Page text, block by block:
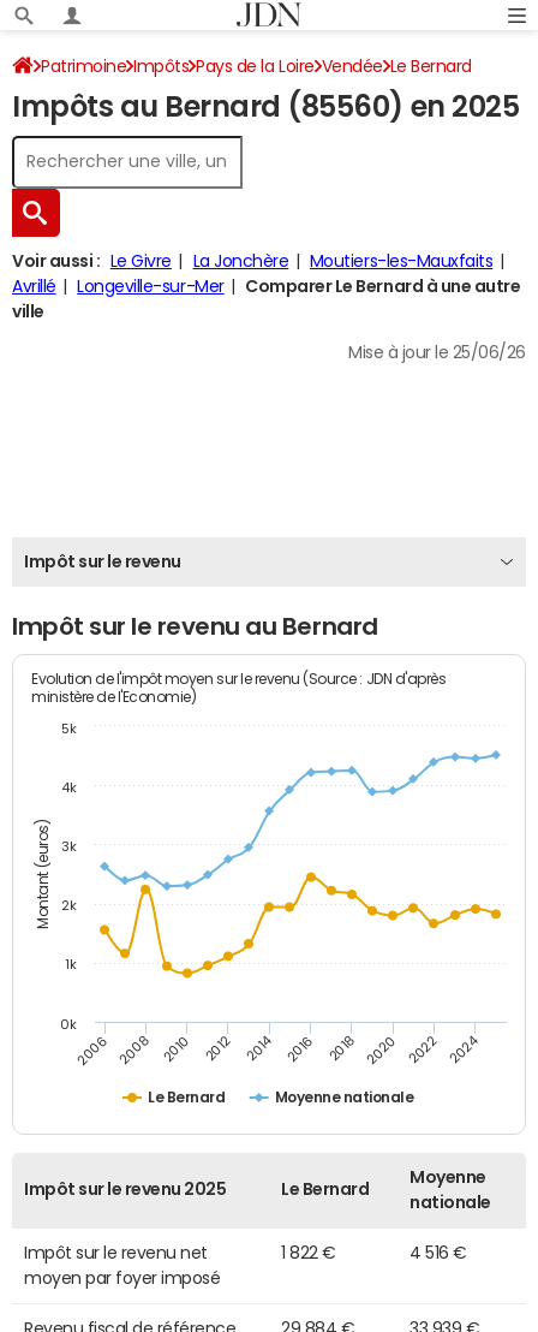
Patrimoine Impôts Pays de la Loire Vendée Le Bernard
Impôt sur le revenu
Impôts au Bernard (85560) en 2025
Voir aussi : Le Givre La Jonchère
Moutiers-les-Mauxfaits
Avrillé
Longeville-sur-Mer
Comparer Le Bernard à une autre
ville
Mise à jour le 25/06/26
Impôt sur le revenu
Impôt sur le revenu au Bernard
Montant (euros)
Evolution de l'impôt moyen sur le revenu (Source : JDN d'après
ministère de l'Economie)
Le Bernard Moyenne nationale
2006 2008 2010 2012 2014 2016 2018 2020 2022 2024
0k
1k
2k
3k
4k
5k
Impôt sur le revenu 2025 Le Bernard
Moyenne
nationale
Impôt sur le revenu net
moyen par foyer imposé
1 822 € 4 516 €